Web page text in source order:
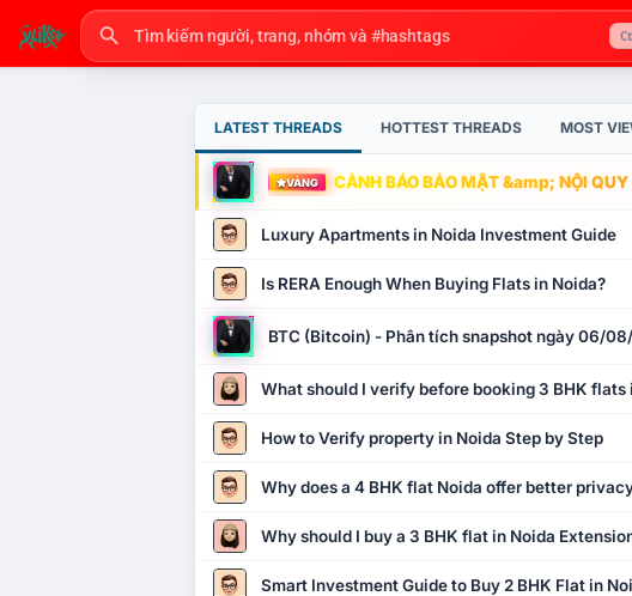
LATEST THREADS HOTTEST THREADS MOST
VÀNG CẢNH BÁO BẢO MẬT &amp; NỘI
Luxury Apartments in Noida Investment Guide
Is RERA Enough When Buying Flats in Noida?
BTC (Bitcoin) - Phân tích snapshot ngày 06/
What should I verify before booking 3 BHK flats
How to Verify property in Noida Step by Step
Why does a 4 BHK flat Noida offer better
Why should I buy a 3 BHK flat in Noida
Smart Investment Guide to Buy 2 BHK Flat in